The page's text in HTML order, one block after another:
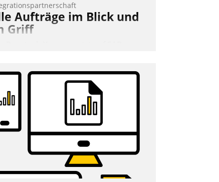
Aufträge im Blick und
Griff
Yarowas Portal zur Vergabe
Verwaltung von Aufträgen der
Instandhaltung in die SAP-
deutscher
– und
damit den Weg vom
zum Dienstleisterauftrag.
Nadja Hußmann